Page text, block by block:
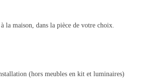
la maison, dans la pièce de votre choix.
(hors meubles en kit et luminaires)